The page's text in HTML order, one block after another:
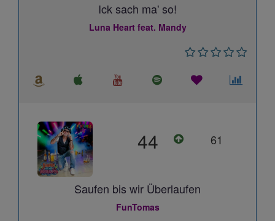
Ick sach ma' so!
Luna Heart feat. Mandy
44 61
Saufen bis wir Überlaufen
FunTomas